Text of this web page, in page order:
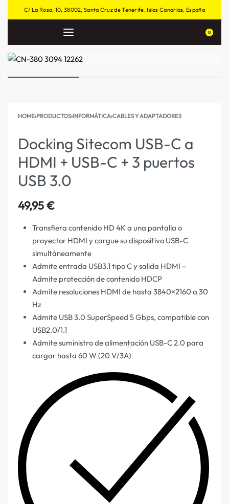
C/ La Rosa, 10, 38002, Santa Cruz de Tenerife, Islas Canarias, España
0
HOME›PRODUCTOS›INFORMÁTICA›CABLES Y ADAPTADORES
Docking Sitecom USB-C a
HDMI + USB-C + 3 puertos
USB 3.0
49,95€
Transfiera contenido HD 4K a una pantalla o
proyector HDMI y cargue su dispositivo USB-C
simultáneamente
Admite entrada USB3.1 tipo C y salida HDMI –
Admite protección de contenido HDCP
Admite resoluciones HDMI de hasta 3840×2160 a 30
Hz
Admite USB 3.0 SuperSpeed 5 Gbps, compatible con
USB2.0/1.1
Admite suministro de alimentación USB-C 2.0 para
cargar hasta 60 W (20 V/3A)